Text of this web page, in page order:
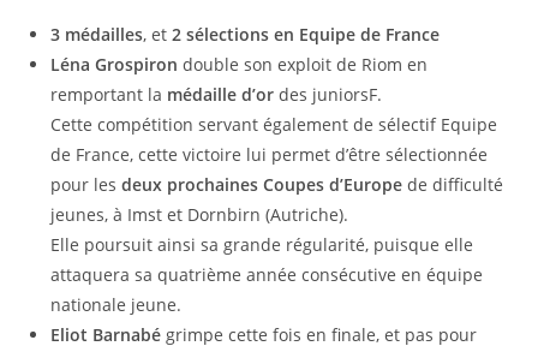
3 médailles, et2 sélections en Equipe de France
Léna Grospiron double son exploit de Riom en
remportant la médaille d’or des juniorsF.
Cette compétition servant également de sélectif Equipe
de France, cette victoire lui permet d’être sélectionnée
pour lesdeux prochaines Coupes d’Europe de difficulté
jeunes, à Imst et Dornbirn (Autriche).
Elle poursuit ainsi sa grande régularité, puisque elle
attaquera sa quatrième année consécutive en équipe
nationale jeune.
Eliot Barnabé grimpe cette fois en finale, et pas pour